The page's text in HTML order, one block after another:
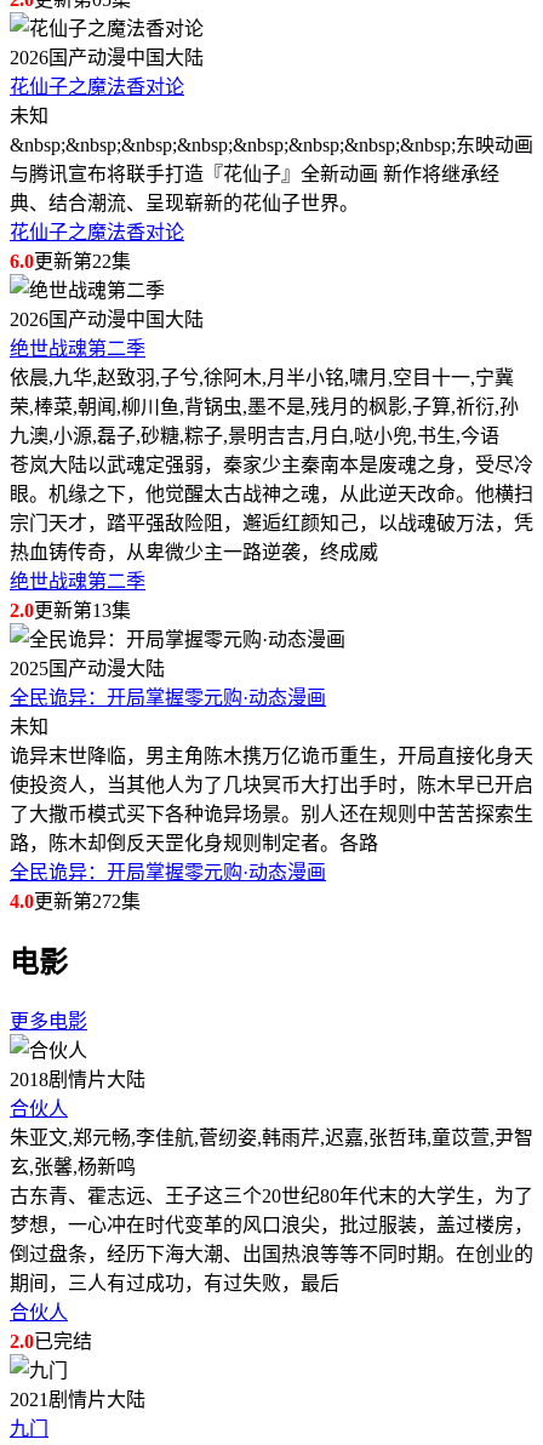
2026国产动漫中国大陆
花仙子之魔法香对论
未知
&nbsp;&nbsp;&nbsp;&nbsp;&nbsp;&nbsp;&nbsp;&nbsp;东映动画
与腾讯宣布将联手打造『花仙子』全新动画 新作将继承经
典、结合潮流、呈现崭新的花仙子世界。
花仙子之魔法香对论
6.0更新第22集
2026国产动漫中国大陆
绝世战魂第二季
依晨,九华,赵致羽,子兮,徐阿木,月半小铭,啸月,空目十一,宁冀
荣,棒菜,朝闻,柳川鱼,背锅虫,墨不是,残月的枫影,子算,祈衍,孙
九澳,小源,磊子,砂糖,粽子,景明吉吉,月白,哒小兜,书生,今语
苍岚大陆以武魂定强弱，秦家少主秦南本是废魂之身，受尽冷
眼。机缘之下，他觉醒太古战神之魂，从此逆天改命。他横扫
宗门天才，踏平强敌险阻，邂逅红颜知己，以战魂破万法，凭
热血铸传奇，从卑微少主一路逆袭，终成威
绝世战魂第二季
2.0更新第13集
2025国产动漫大陆
全民诡异：开局掌握零元购·动态漫画
未知
诡异末世降临，男主角陈木携万亿诡币重生，开局直接化身天
使投资人，当其他人为了几块冥币大打出手时，陈木早已开启
了大撒币模式买下各种诡异场景。别人还在规则中苦苦探索生
路，陈木却倒反天罡化身规则制定者。各路
全民诡异：开局掌握零元购·动态漫画
4.0更新第272集
电影
更多电影
2018剧情片大陆
合伙人
朱亚文,郑元畅,李佳航,菅纫姿,韩雨芹,迟嘉,张哲玮,童苡萱,尹智
玄,张馨,杨新鸣
古东青、霍志远、王子这三个20世纪80年代末的大学生，为了
梦想，一心冲在时代变革的风口浪尖，批过服装，盖过楼房，
倒过盘条，经历下海大潮、出国热浪等等不同时期。在创业的
期间，三人有过成功，有过失败，最后
合伙人
2.0已完结
2021 剧情片大陆
九门